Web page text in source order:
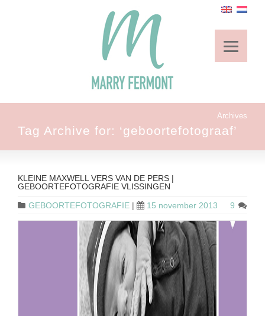
Archives
Tag Archive for: ‘geboortefotograaf’
KLEINE MAXWELL VERS VAN DE PERS |
GEBOORTEFOTOGRAFIE VLISSINGEN
GEBOORTEFOTOGRAFIE | 15 november 2013 9